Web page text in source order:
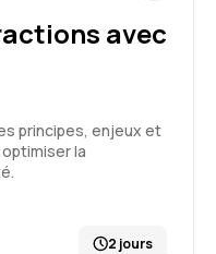
avec
principes, enjeux et
la
2 jours